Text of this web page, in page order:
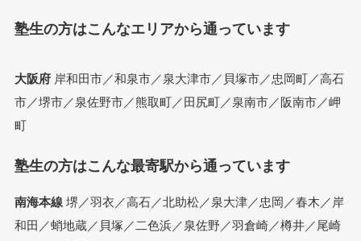
塾生の方はこんなエリアから通っています
大阪府岸和田市／和泉市／泉大津市／貝塚市／忠岡町／高石
市／堺市／泉佐野市／熊取町／田尻町／泉南市／阪南市／岬
町
塾生の方はこんな最寄駅から通っています
南海本線堺／羽衣／高石／北助松／泉大津／忠岡／春木／岸
和田／蛸地蔵／貝塚／二色浜／泉佐野／羽倉崎／樽井／尾崎